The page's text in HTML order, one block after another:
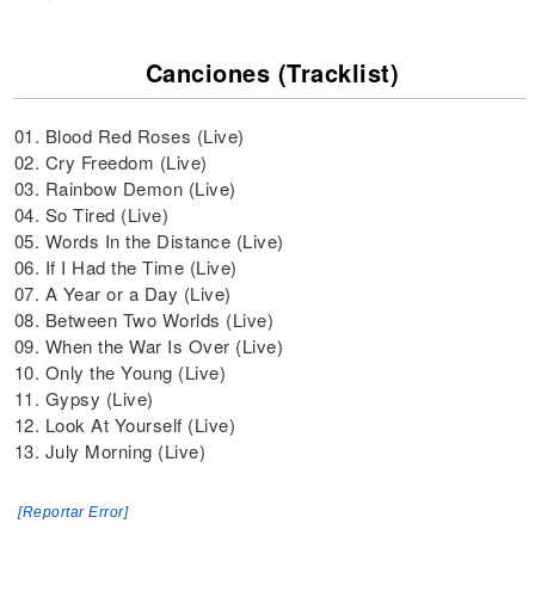
Canciones (Tracklist)
01. Blood Red Roses (Live)
02. Cry Freedom (Live)
03. Rainbow Demon (Live)
04. So Tired (Live)
05. Words In the Distance (Live)
06. If I Had the Time (Live)
07. A Year or a Day (Live)
08. Between Two Worlds (Live)
09. When the War Is Over (Live)
10. Only the Young (Live)
11. Gypsy (Live)
12. Look At Yourself (Live)
13. July Morning (Live)
[Reportar Error]